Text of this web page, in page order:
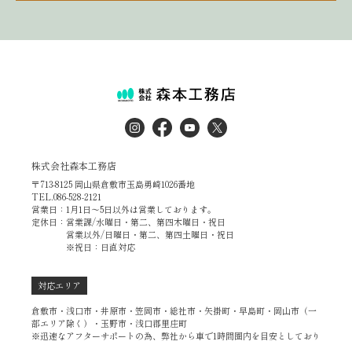
株式会社森本工務店
〒713-8125 岡山県倉敷市玉島勇崎1026番地
TEL.086-528-2121
営業日：1月1日～5日以外は営業しております。
定休日：営業課/水曜日・第二、第四木曜日・祝日
営業以外/日曜日・第二、第四土曜日・祝日
※祝日：日直対応
対応エリア
倉敷市・浅口市・井原市・笠岡市・総社市・矢掛町・早島町・岡山市（一
部エリア除く）・玉野市・浅口郡里庄町
※迅速なアフターサポートの為、弊社から車で1時間圏内を目安としており